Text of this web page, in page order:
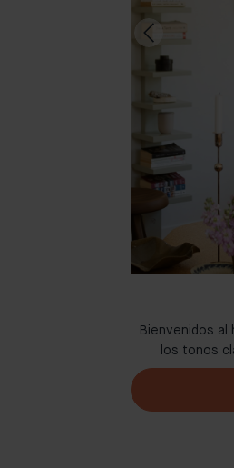
Bienvenidos al
los tonos